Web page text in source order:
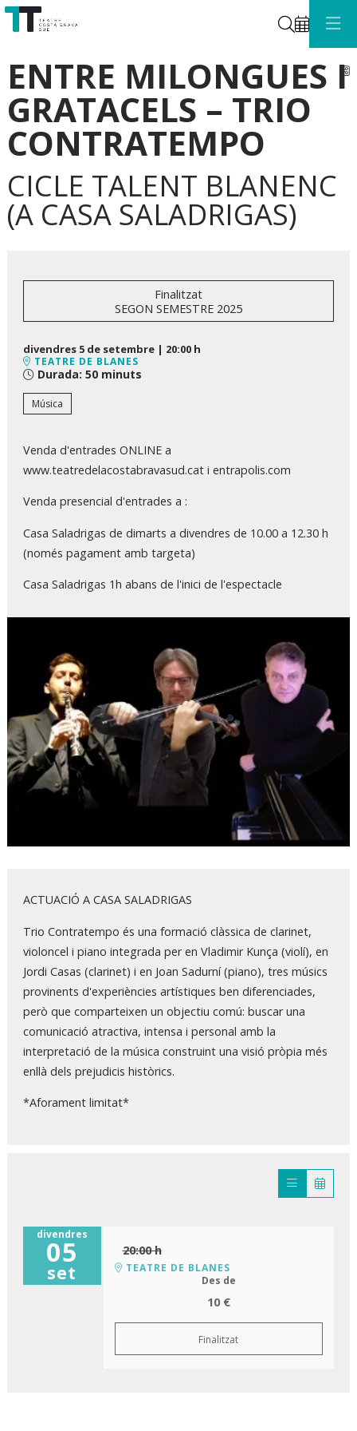
Cerca
ENTRE MILONGUES I
GRATACELS – TRIO
CONTRATEMPO
CICLE TALENT BLANENC
(A CASA SALADRIGAS)
Finalitzat
SEGON SEMESTRE 2025
divendres 5 de setembre | 20:00 h
TEATRE DE BLANES
Durada: 50 minuts
Música
Venda d'entrades ONLINE a
www.teatredelacostabravasud.cat i entrapolis.com
Venda presencial d'entrades a :
Casa Saladrigas de dimarts a divendres de 10.00 a 12.30 h
(només pagament amb targeta)
Casa Saladrigas 1h abans de l'inici de l'espectacle
ACTUACIÓ A CASA SALADRIGAS
Trio Contratempo és una formació clàssica de clarinet,
violoncel i piano integrada per en Vladimir Kunça (violí), en
Jordi Casas (clarinet) i en Joan Sadurní (piano), tres músics
provinents d'experiències artístiques ben diferenciades,
però que comparteixen un objectiu comú: buscar una
comunicació atractiva, intensa i personal amb la
interpretació de la música construint una visió pròpia més
enllà dels prejudicis històrics.
*Aforament limitat*
divendres
05
set
20:00 h
TEATRE DE BLANES
Des de
10 €
Finalitzat